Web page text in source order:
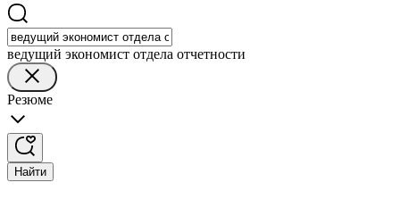
ведущий экономист отдела отчетности
Резюме
Найти